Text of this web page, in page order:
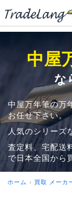
中屋
な
中屋万年筆の万
お任せ下さい。
人気のシリーズ
査定料、宅配送
で日本全国から
ホーム 買取 メーカ